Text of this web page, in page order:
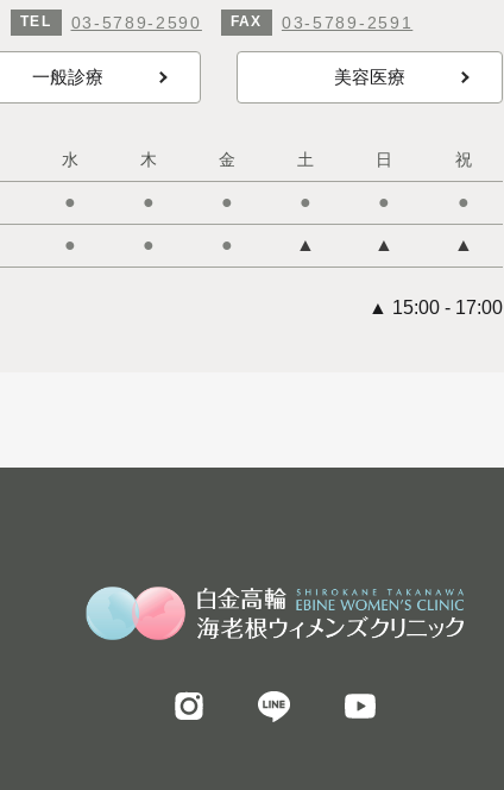
TEL 03-5789-2590 FAX 03-5789-2591
一般診療 美容医療
水 木 金 土 日 祝
● ● ● ● ● ●
● ● ● ▲ ▲ ▲
▲ 15:00 - 17:00